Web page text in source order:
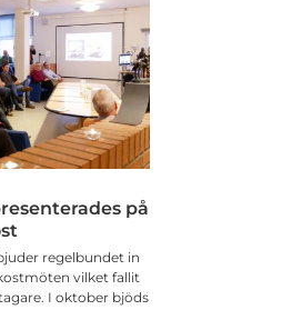
på
regelbundet in
vilket fallit
I oktober bjöds